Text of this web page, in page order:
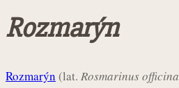
Rozmarýn
Rozmarýn (lat. Rosmarinus